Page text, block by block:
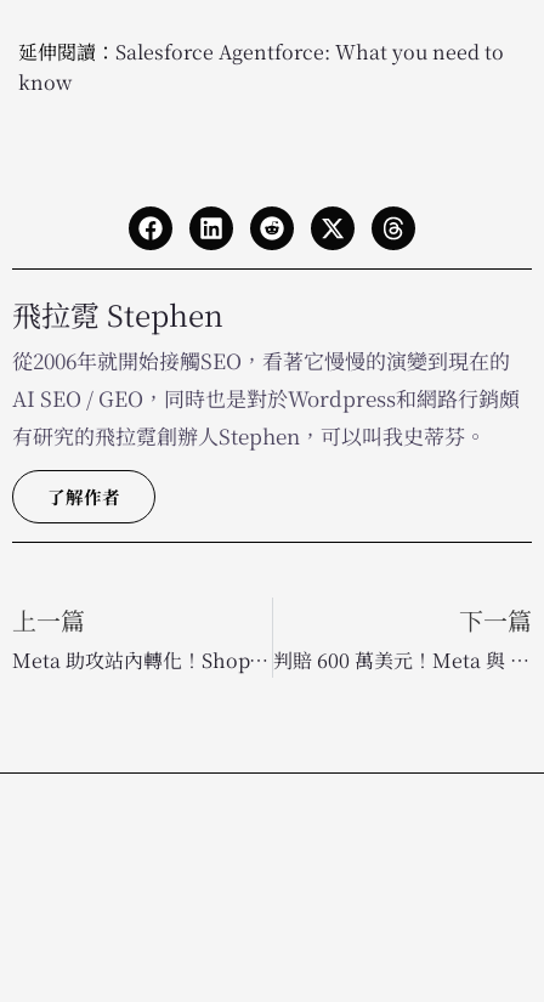
延伸閱讀： Salesforce Agentforce: What you need to
know
飛拉霓 Stephen
從2006年就開始接觸SEO，看著它慢慢的演變到現在的
AI SEO / GEO，同時也是對於Wordpress和網路行銷頗
有研究的飛拉霓創辦人Stephen，可以叫我史蒂芬。
了解作者
上一篇
Meta 助攻站內轉化！ShopTalk 2026 發表全新電商工具，提升 App 內購物體驗
下一篇
判賠 600 萬美元！Meta 與 YouTube 遭判定蓄意引發社群成癮，演算法機制成法庭焦點